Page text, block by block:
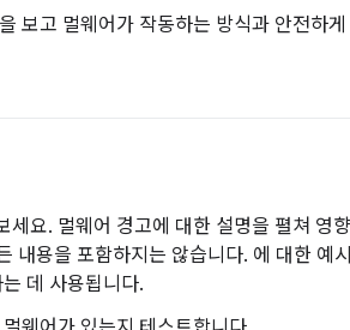
보고 멀웨어가 작동하는 방식과 안전하
세요. 멀웨어 경고에 대한 설명을 펼쳐 영
내용을 포함하지는 않습니다. 에 대한 예
데 사용됩니다.